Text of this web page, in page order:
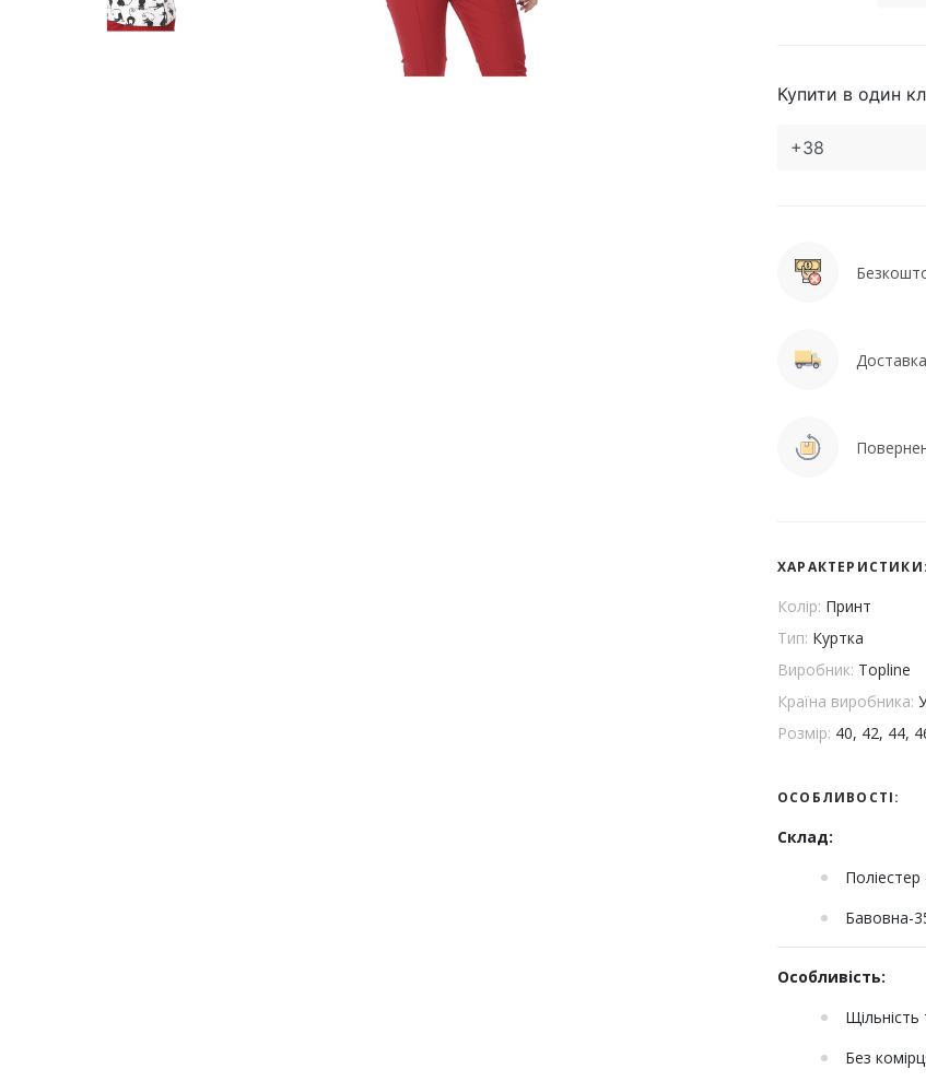
Купити в один
ХАРАКТЕРИСТИКИ:
Колір: Принт
Тип: Куртка
Виробник: Topline
Країна виробника:
Розмір: 40, 42, 44,
ОСОБЛИВОСТІ:
Склад:
Поліестер
Бавовна-
Особливість:
Без